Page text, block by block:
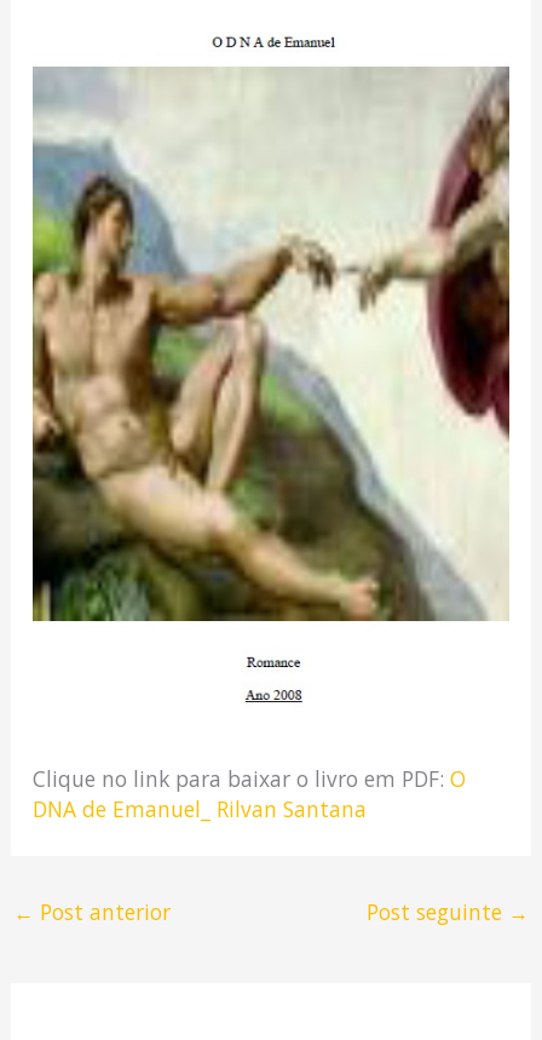
Clique no link para baixar o livro em PDF: O
DNA de Emanuel_ Rilvan Santana
← Post anterior Post seguinte →